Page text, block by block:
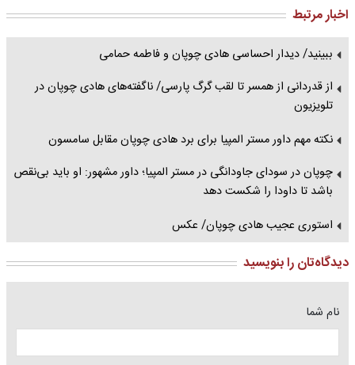
اخبار مرتبط
ببینید/ دیدار احساسی هادی چوپان و فاطمه حمامی
از قدردانی از همسر تا لقب گرگ پارسی/ ناگفته‌های هادی چوپان در
تلویزیون
نکته مهم داور مستر المپیا برای برد هادی چوپان مقابل سامسون
چوپان در سودای جاودانگی در مستر المپیا؛ داور مشهور: او باید بی‌نقص
باشد تا داودا را شکست دهد
استوری عجیب هادی چوپان/ عکس
دیدگاه‌تان را بنویسید
نام شما